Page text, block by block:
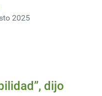
2025
interrumpe tareas de
“Graves pérdidas
dijo